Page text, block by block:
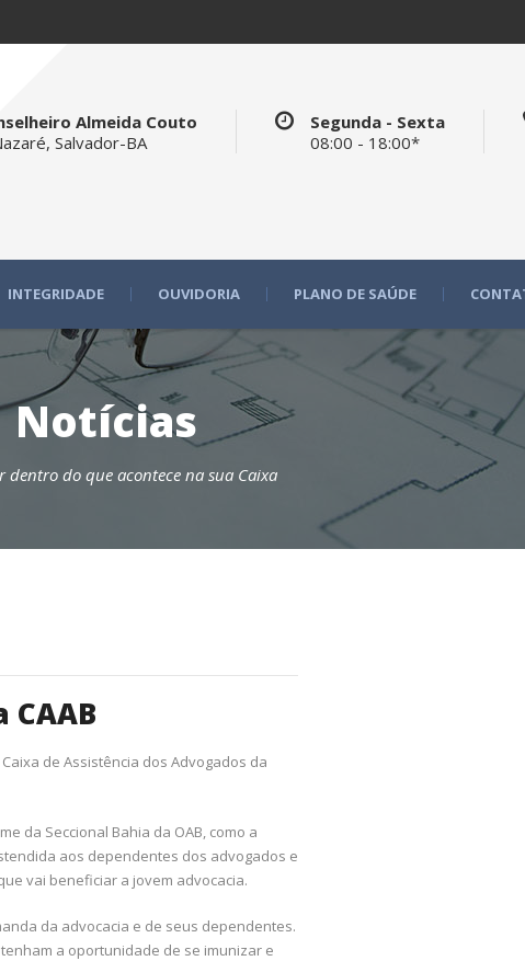
Almeida Couto
Salvador-BA
Segunda - Sexta
08:00 - 18:00*
INTEGRIDADE OUVIDORIA PLANO DE SAÚDE
Notícias
dentro do que acontece na sua Caixa
de Assistência dos Advogados da
da Seccional Bahia da OAB, como a
aos dependentes dos advogados e
vai beneficiar a jovem advocacia.
da advocacia e de seus dependentes.
a oportunidade de se imunizar e